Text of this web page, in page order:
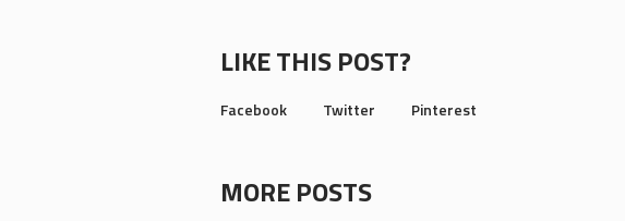
LIKE THIS POST?
Facebook Twitter Pinterest
MORE POSTS